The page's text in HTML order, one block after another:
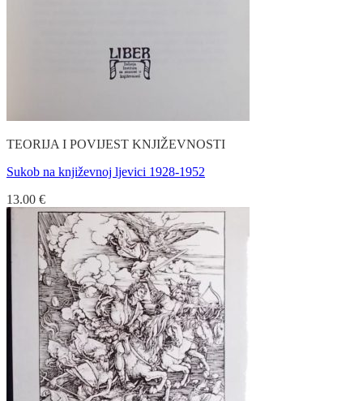
TEORIJA I POVIJEST KNJIŽEVNOSTI
Sukob na književnoj ljevici 1928-1952
13.00 €